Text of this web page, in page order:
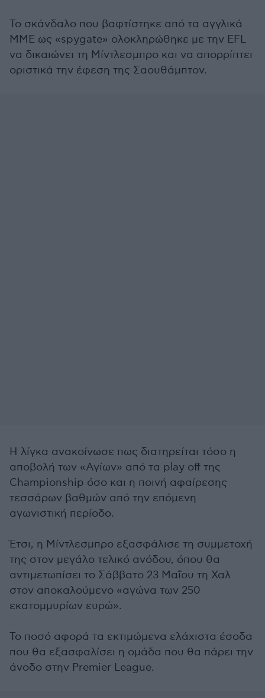
Το σκάνδαλο που βαφτίστηκε από τα αγγλικά
ΜΜΕ ως «spygate» ολοκληρώθηκε με την EFL
να δικαιώνει τη Μίντλεσμπρο και να απορρίπτει
οριστικά την έφεση της Σαουθάμπτον.
Η λίγκα ανακοίνωσε πως διατηρείται τόσο η
αποβολή των «Αγίων» από τα play off της
Championship όσο και η ποινή αφαίρεσης
τεσσάρων βαθμών από την επόμενη
αγωνιστική περίοδο.
Έτσι, η Μίντλεσμπρο εξασφάλισε τη συμμετοχή
της στον μεγάλο τελικό ανόδου, όπου θα
αντιμετωπίσει το Σάββατο 23 Μαΐου τη Χαλ
στον αποκαλούμενο «αγώνα των 250
εκατομμυρίων ευρώ».
Το ποσό αφορά τα εκτιμώμενα ελάχιστα έσοδα
που θα εξασφαλίσει η ομάδα που θα πάρει την
άνοδο στην Premier League.